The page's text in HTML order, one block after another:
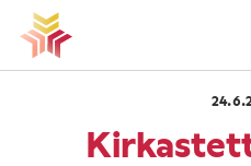
Vieritä
sisältöön
Etusivu